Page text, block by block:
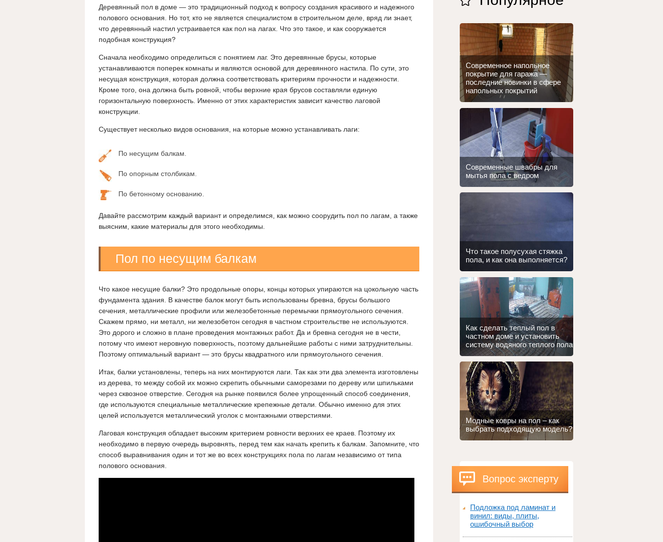
Деревянный пол в доме — это традиционный подход к вопросу создания красивого и надежного
полового основания. Но тот, кто не является специалистом в строительном деле, вряд ли знает,
что деревянный настил устраивается как пол на лагах. Что это такое, и как сооружается
подобная конструкция?
Сначала необходимо определиться с понятием лаг. Это деревянные брусы, которые
устанавливаются поперек комнаты и являются основой для деревянного настила. По сути, это
несущая конструкция, которая должна соответствовать критериям прочности и надежности.
Кроме того, она должна быть ровной, чтобы верхние края брусов составляли единую
горизонтальную поверхность. Именно от этих характеристик зависит качество лаговой
конструкции.
Существует несколько видов основания, на которые можно устанавливать лаги:
По несущим балкам.
По опорным столбикам.
По бетонному основанию.
Давайте рассмотрим каждый вариант и определимся, как можно соорудить пол по лагам, а также
выясним, какие материалы для этого необходимы.
Пол по несущим балкам
Что какое несущие балки? Это продольные опоры, концы которых упираются на цокольную часть
фундамента здания. В качестве балок могут быть использованы бревна, брусы большого
сечения, металлические профили или железобетонные перемычки прямоугольного сечения.
Скажем прямо, ни металл, ни железобетон сегодня в частном строительстве не используются.
Это дорого и сложно в плане проведения монтажных работ. Да и бревна сегодня не в чести,
потому что имеют неровную поверхность, поэтому дальнейшие работы с ними затруднительны.
Поэтому оптимальный вариант — это брусы квадратного или прямоугольного сечения.
Итак, балки установлены, теперь на них монтируются лаги. Так как эти два элемента изготовлены
из дерева, то между собой их можно скрепить обычными саморезами по дереву или шпильками
через сквозное отверстие. Сегодня на рынке появился более упрощенный способ соединения,
где используются специальные металлические крепежные детали. Обычно именно для этих
целей используется металлический уголок с монтажными отверстиями.
Лаговая конструкция обладает высоким критерием ровности верхних ее краев. Поэтому их
необходимо в первую очередь выровнять, перед тем как начать крепить к балкам. Запомните, что
способ выравнивания один и тот же во всех конструкциях пола по лагам независимо от типа
полового основания.
Современное напольное
покрытие для гаража —
последние новинки в сфере
напольных покрытий
Современные швабры для
мытья пола с ведром
Что такое полусухая стяжка
пола, и как она выполняется?
Как сделать теплый пол в
частном доме и установить
систему водяного теплого пола
Модные ковры на пол – как
выбрать подходящую модель?
Вопрос эксперту
Подложка под ламинат и
винил: виды, плиты,
ошибочный выбор